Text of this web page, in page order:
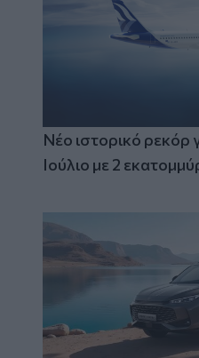
Νέο ιστορικό ρεκόρ
Ιούλιο με 2